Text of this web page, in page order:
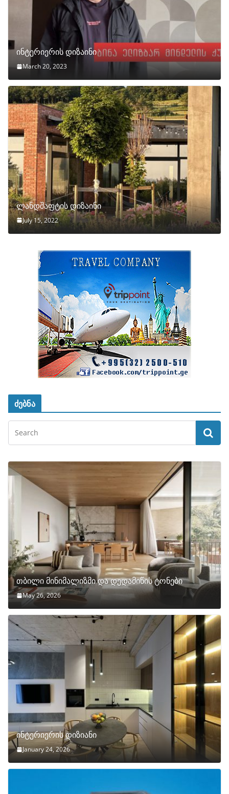
ინტერიერის დიზაინი
March 20, 2023
ლანდშაფტის დიზაინი
July 15, 2022
ძებნა
თბილი მინიმალიზმი და დედამიწის ტონები
May 26, 2026
ინტერიერის დიზიანი
January 24, 2026